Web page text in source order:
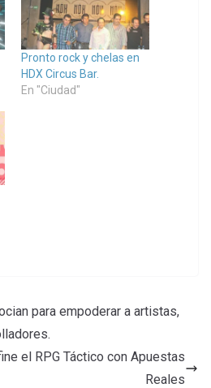
Pronto rock y chelas en
HDX Circus Bar.
En "Ciudad"
para empoderar a artistas,
el RPG Táctico con Apuestas
Reales